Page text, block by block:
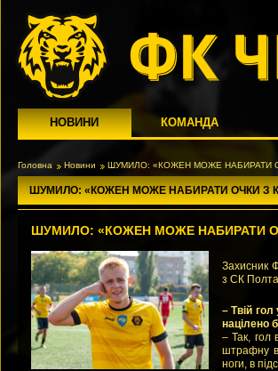
НОВИНИ КОМАНДА
Головна Новини ШУМИЛО: «КОЖЕН МОЖЕ НАБИРАТИ
ШУМИЛО: «КОЖЕН МОЖЕ НАБИРАТИ ОЧКИ З
ШУМИЛО: «КОЖЕН МОЖЕ НАБИРАТИ
Захисник
з СК
– Твій
націлено
– Так, гол
штрафну в
ноги, в